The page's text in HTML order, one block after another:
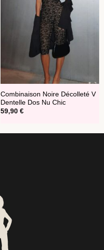
Combinaison Noire Décolleté V
Dentelle Dos Nu Chic
59,90 €